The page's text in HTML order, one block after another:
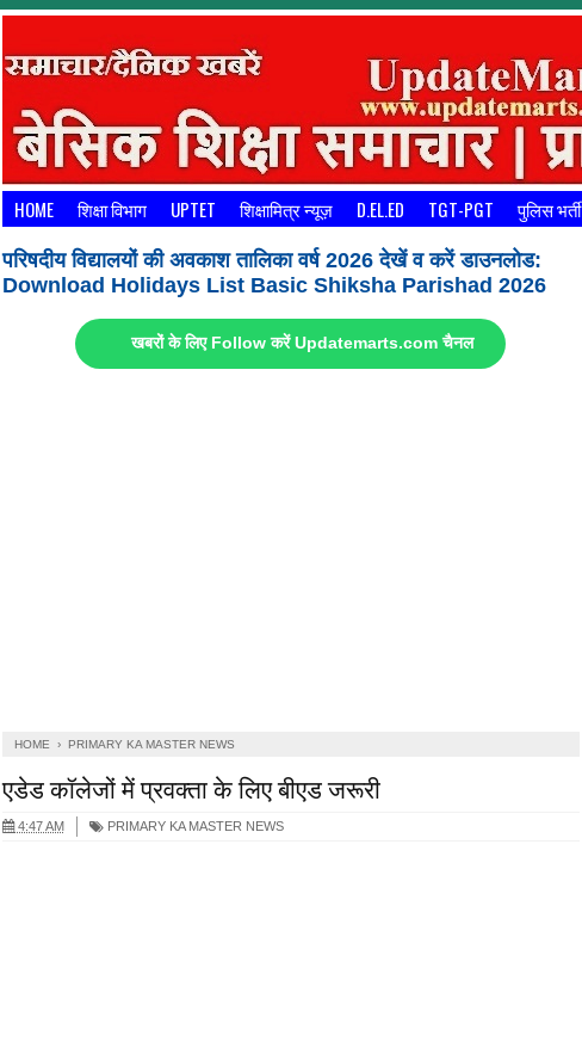
HOME शिक्षा विभाग UPTET शिक्षामित्र न्यूज़ D.EL.ED TGT-PGT पुलिस भर्ती
परिषदीय विद्यालयों की अवकाश तालिका वर्ष 2026 देखें व करें डाउनलोड:
Download Holidays List Basic Shiksha Parishad 2026
खबरों के लिए Follow करें Updatemarts.com चैनल
HOME › PRIMARY KA MASTER NEWS
एडेड कॉलेजों में प्रवक्ता के लिए बीएड जरूरी
4:47 AM PRIMARY KA MASTER NEWS